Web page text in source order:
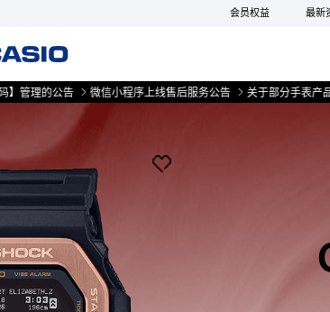
会员权益 最新
微信小程序上线售后服务公告 关于部分手表产品实施【一